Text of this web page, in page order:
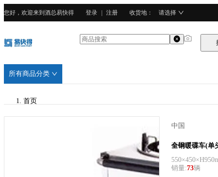
您好，欢迎来到酒总易快得 登录 注册 收货地 ： 请选择
所有商品分类
首页
中国
有田
全钢暖碟车(单
销量:73辆